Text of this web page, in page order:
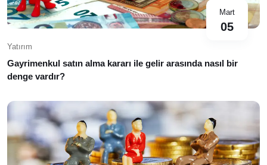
Mart
05
Yatırım
Gayrimenkul satın alma kararı ile gelir arasında nasıl bir
denge vardır?